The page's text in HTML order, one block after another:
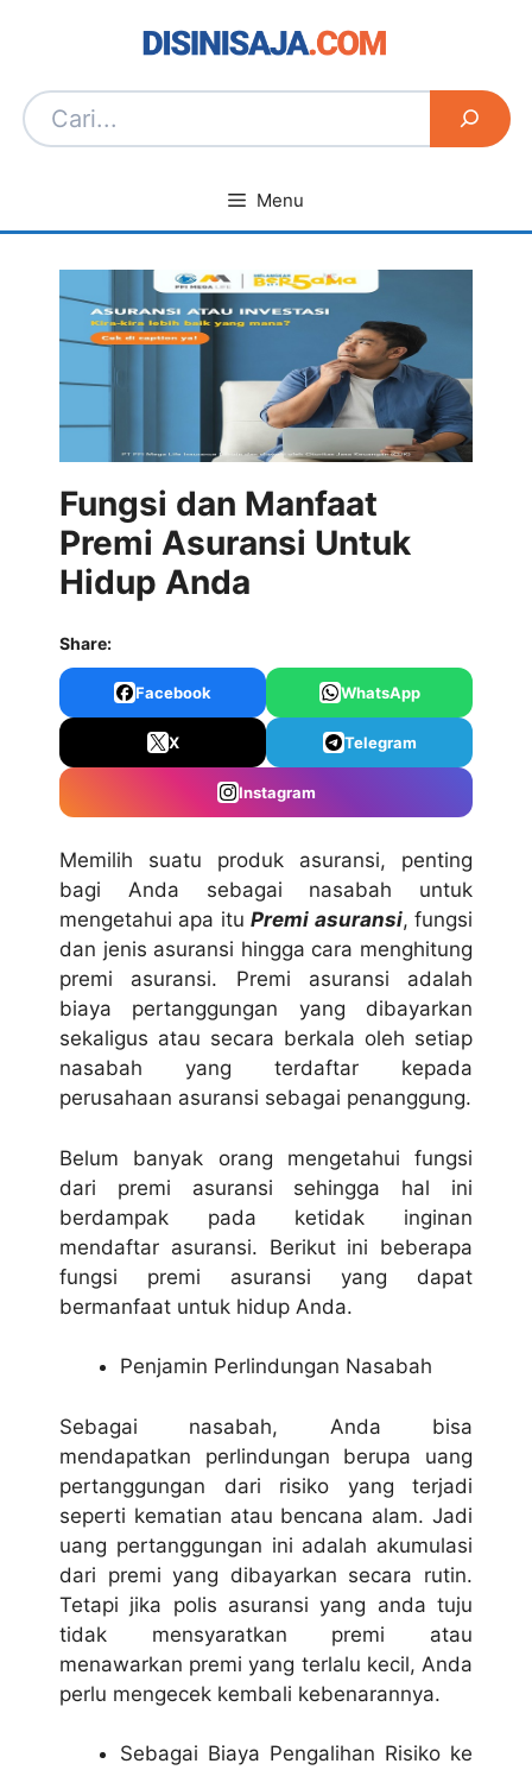
Menu
Fungsi dan Manfaat
Premi Asuransi Untuk
Hidup Anda
Share:
Facebook WhatsApp
X Telegram
Instagram
Memilih suatu produk asuransi, penting
bagi Anda sebagai nasabah untuk
mengetahui apa ituPremi asuransi, fungsi
dan jenis asuransi hingga cara menghitung
premi asuransi. Premi asuransi adalah
biaya pertanggungan yang dibayarkan
sekaligus atau secara berkala oleh setiap
nasabah yang terdaftar kepada
perusahaan asuransi sebagai penanggung.
Belum banyak orang mengetahui fungsi
dari premi asuransi sehingga hal ini
berdampak pada ketidak inginan
mendaftar asuransi. Berikut ini beberapa
fungsi premi asuransi yang dapat
bermanfaat untuk hidup Anda.
Penjamin Perlindungan Nasabah
Sebagai nasabah, Anda bisa
mendapatkan perlindungan berupa uang
pertanggungan dari risiko yang terjadi
seperti kematian atau bencana alam. Jadi
uang pertanggungan ini adalah akumulasi
dari premi yang dibayarkan secara rutin.
Tetapi jika polis asuransi yang anda tuju
tidak mensyaratkan premi atau
menawarkan premi yang terlalu kecil, Anda
perlu mengecek kembali kebenarannya.
Sebagai Biaya Pengalihan Risiko ke